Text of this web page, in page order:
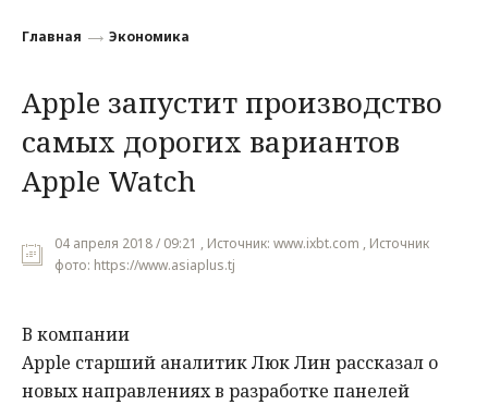
Главная Экономика
Apple запустит производство
самых дорогих вариантов
Apple Watch
04 апреля 2018 / 09:21 , Источник: www.ixbt.com , Источник
фото: https://www.asiaplus.tj
В компании
Apple старший аналитик Люк Лин рассказал о
новых направлениях в разработке панелей